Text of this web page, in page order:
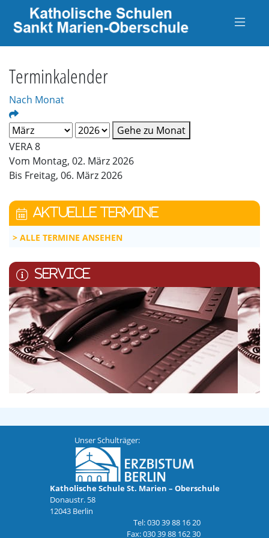
Terminkalender
Nach Monat
Gehe zu Monat
VERA 8
Vom Montag, 02. März 2026
Bis Freitag, 06. März 2026
AKTUELLE TERMINE
ALLE TERMINE ANSEHEN
SERVICE
Unser Schulträger:
Katholische Schule St. Marien – Oberschule
Donaustr. 58
12043 Berlin
Tel: 030 39 88 16 20
Fax: 030 39 88 162 30